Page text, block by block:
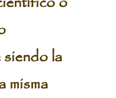
la
misma